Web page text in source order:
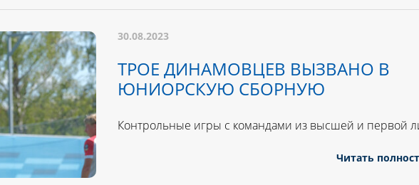
30.08.2023
ТРОЕ ДИНАМОВЦЕВ ВЫЗВАНО В
ЮНИОРСКУЮ СБОРНУЮ
Контрольные игры с командами из высшей и первой
Читать